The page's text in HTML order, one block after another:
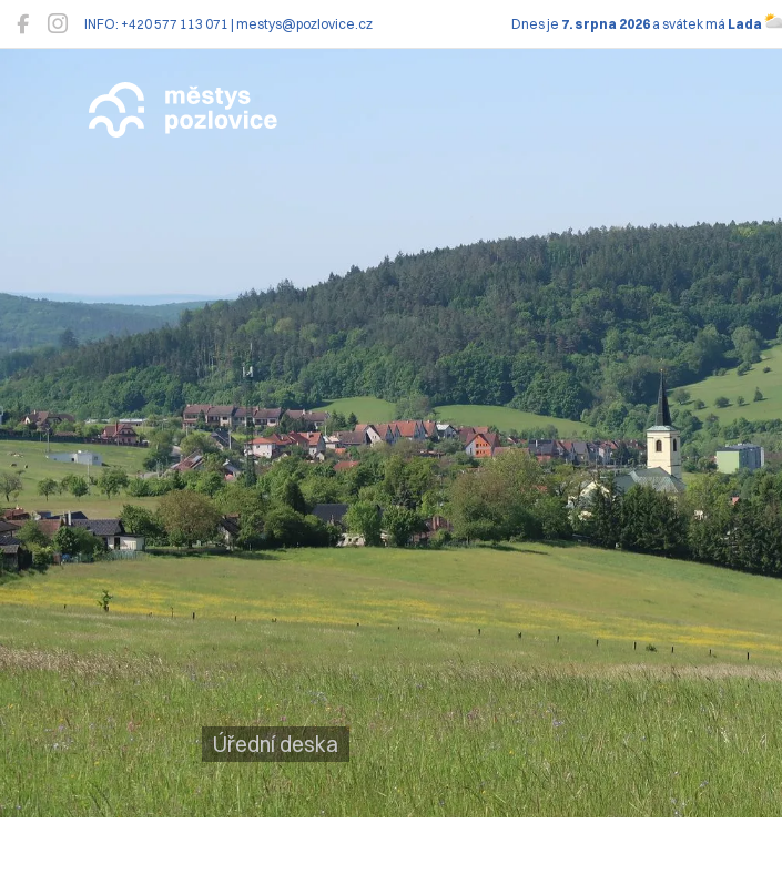
INFO: +420 577 113 071 | mestys@pozlovice.cz Dnes je 7. srpna 2026a svátek má Lada
Pozlovice
Úřední deska